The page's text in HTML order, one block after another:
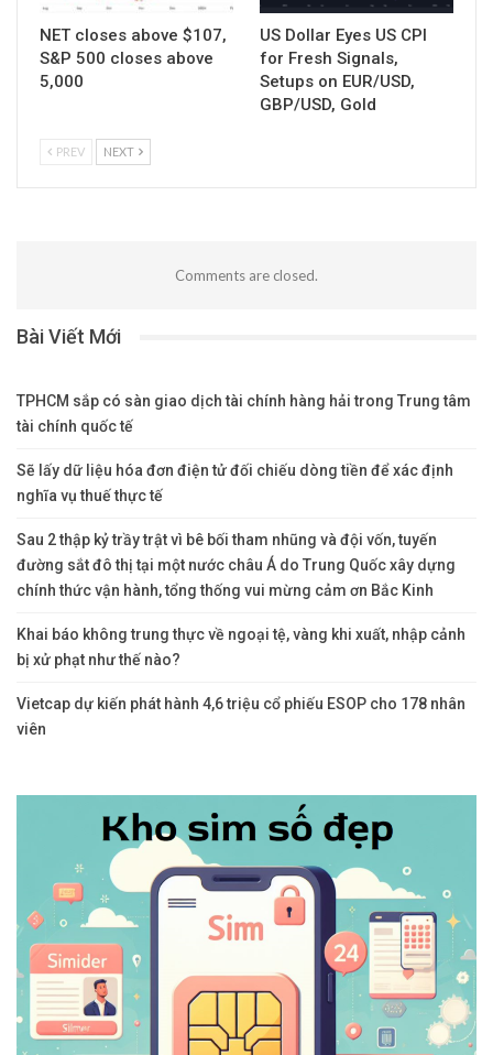
NET closes above $107,
S&P 500 closes above
5,000
US Dollar Eyes US CPI
for Fresh Signals,
Setups on EUR/USD,
GBP/USD, Gold
PREV NEXT
Comments are closed.
Bài Viết Mới
TPHCM sắp có sàn giao dịch tài chính hàng hải trong Trung tâm
tài chính quốc tế
Sẽ lấy dữ liệu hóa đơn điện tử đối chiếu dòng tiền để xác định
nghĩa vụ thuế thực tế
Sau 2 thập kỷ trầy trật vì bê bối tham nhũng và đội vốn, tuyến
đường sắt đô thị tại một nước châu Á do Trung Quốc xây dựng
chính thức vận hành, tổng thống vui mừng cảm ơn Bắc Kinh
Khai báo không trung thực về ngoại tệ, vàng khi xuất, nhập cảnh
bị xử phạt như thế nào?
Vietcap dự kiến phát hành 4,6 triệu cổ phiếu ESOP cho 178 nhân
viên